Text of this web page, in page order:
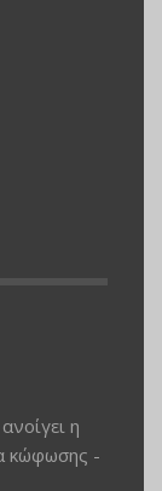
η
κώφωσης -